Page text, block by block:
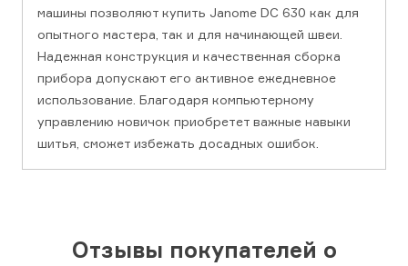
машины позволяют купить Janome DC 630 как для
опытного мастера, так и для начинающей швеи.
Надежная конструкция и качественная сборка
прибора допускают его активное ежедневное
использование. Благодаря компьютерному
управлению новичок приобретет важные навыки
шитья, сможет избежать досадных ошибок.
Отзывы покупателей о